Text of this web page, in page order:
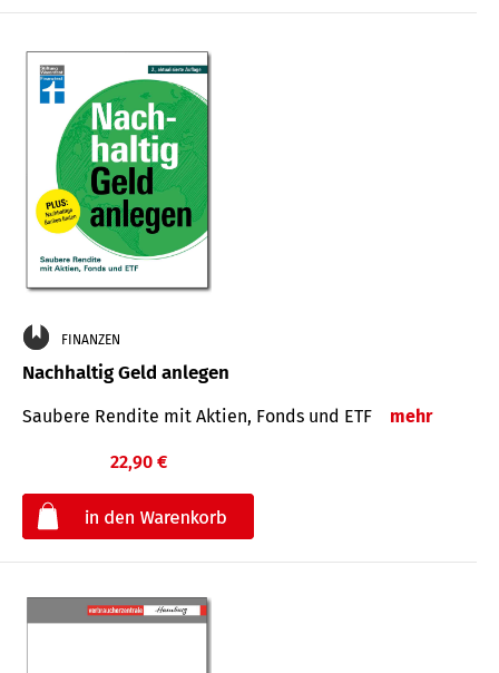
FINANZEN
Nachhaltig Geld anlegen
Saubere Rendite mit Aktien, Fonds und ETF mehr
22,90 €